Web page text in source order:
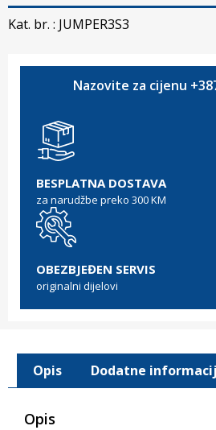
Kat. br. : JUMPER3S3
Nazovite za cijenu
BESPLATNA DOSTAVA
za narudžbe preko 300 KM
OBEZBJEĐEN SERVIS
originalni dijelovi
Opis Dodatne
Opis